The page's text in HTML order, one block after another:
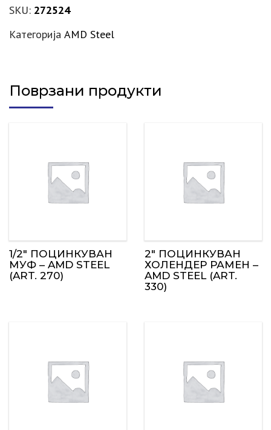
SKU: 272524
Категорија AMD Steel
Поврзани продукти
1/2″ ПОЦИНКУВАН
МУФ – AMD STEEL
(ART. 270)
2″ ПОЦИНКУВАН
ХОЛЕНДЕР РАМЕН –
AMD STEEL (ART.
330)